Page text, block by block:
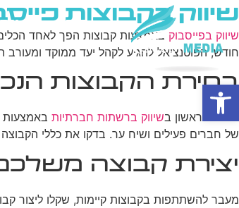
פתח סרגל נגישות
בית מי שיווק בקבוצות
שיווק בפייסבוק
חודש, הפוטנציאל להגיע לקהל יעד ממוקד
בחירת הקבוצות
הצעד הראשון בשיווק ברשתות חברתיות באמצעות
של חברים פעילים ושיח ער. בדקו את כללי
יצירת קבוצה
מעבר להשתתפות בקבוצות קיימות, שקלו ליצור